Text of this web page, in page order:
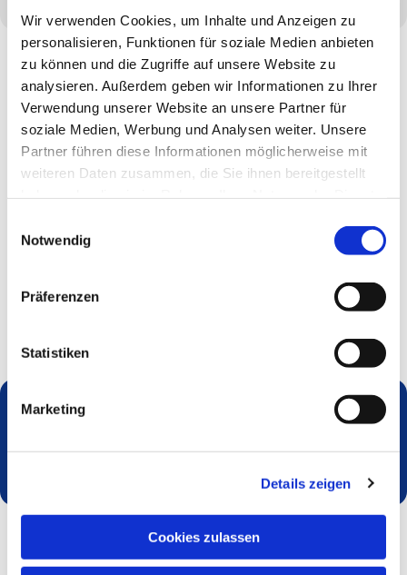
Wir verwenden Cookies, um Inhalte und Anzeigen zu
personalisieren, Funktionen für soziale Medien anbieten
zu können und die Zugriffe auf unsere Website zu
analysieren. Außerdem geben wir Informationen zu Ihrer
Verwendung unserer Website an unsere Partner für
soziale Medien, Werbung und Analysen weiter. Unsere
Partner führen diese Informationen möglicherweise mit
weiteren Daten zusammen, die Sie ihnen bereitgestellt
Notwendig
Präferenzen
Statistiken
Marketing
Details zeigen
Cookies zulassen